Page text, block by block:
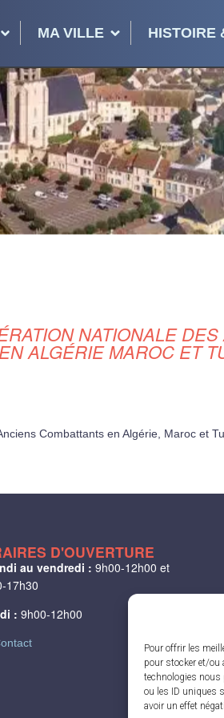
Pour offrir les
pour stocker et/ou
technologies nous
ou les ID uniques
avoir un effet
MA VILLE HISTOIRE
NATIONALE
ALGÉRIE MAROC ET
Combattants en Algérie, Maroc et
D'OUVERTURE
au vendredi : 9h00-12h00 et
17h30
: 9h00-12h00